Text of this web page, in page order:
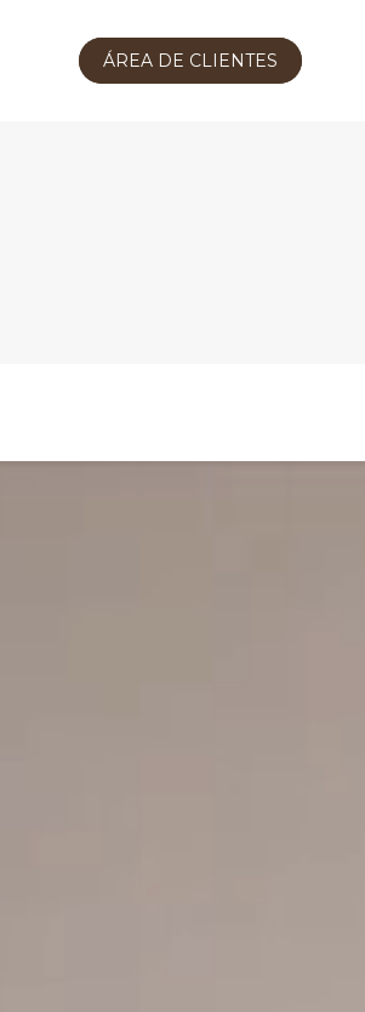
ÁREA DE CLIENTES